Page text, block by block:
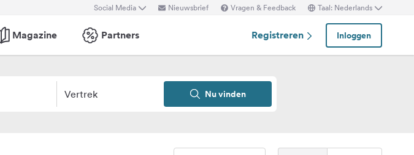
Social Media Nieuwsbrief Vragen & Feedback Taal: Nederlands
Magazine Partners Registreren Inloggen
Vertrek Nu vinden